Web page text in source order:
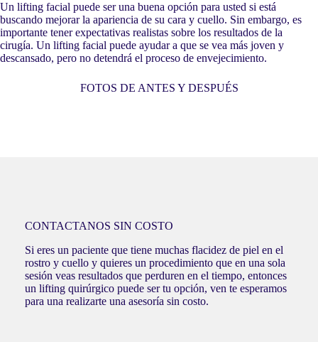
Un lifting facial puede ser una buena opción para usted si está
buscando mejorar la apariencia de su cara y cuello. Sin embargo, es
importante tener expectativas realistas sobre los resultados de la
cirugía. Un lifting facial puede ayudar a que se vea más joven y
descansado, pero no detendrá el proceso de envejecimiento.
FOTOS DE ANTES Y DESPUÉS
CONTACTANOS SIN COSTO
Si eres un paciente que tiene muchas flacidez de piel en el
rostro y cuello y quieres un procedimiento que en una sola
sesión veas resultados que perduren en el tiempo, entonces
un lifting quirúrgico puede ser tu opción, ven te esperamos
para una realizarte una asesoría sin costo.